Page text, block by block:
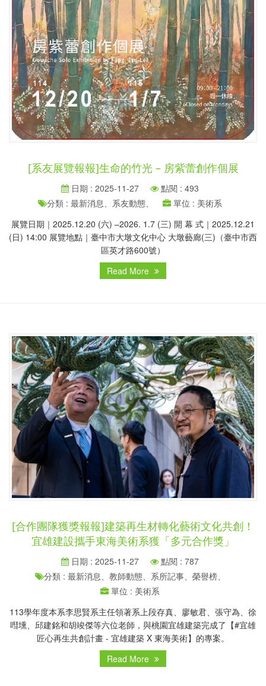
[系友展覽報報]生命的竹光 – 房紫蕾創作個展
日期 : 2025-11-27
點閱 : 493
分類 : 最新消息、系友動態、
單位 : 美術系
展覽日期｜2025.12.20 (六) –2026. 1.7 (三) 開 幕 式｜2025.12.21
(日) 14:00 展覽地點｜臺中市大墩文化中心 大墩藝廊(三)（臺中市西
區英才路600號）
Read More
[合作團隊獲獎報報]建築再生材轉化藝術文化共創！
宜雄建設攜手東海美術系獲「多元合作獎」
日期 : 2025-11-27
點閱 : 787
分類 : 最新消息、教師動態、系所記事、榮譽榜、
單位 : 美術系
113學年度本系李思賢系主任領著系上段存真、廖敏君、張守為、徐
嘒壎、邱建銘和胡竣傑等六位老師，與桃園宜雄建築完成了【#宜雄
匠心再生共創計畫 - 宜雄建築 X 東海美術】的專案。
Read More